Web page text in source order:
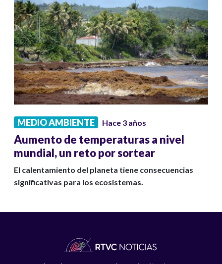
MEDIO AMBIENTE Hace 3 años
Aumento de temperaturas a nivel
mundial, un reto por sortear
El calentamiento del planeta tiene consecuencias
significativas para los ecosistemas.